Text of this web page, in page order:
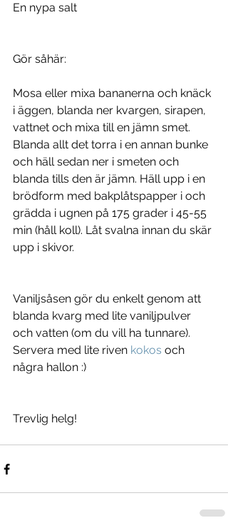
En nypa salt
Gör såhär:
Mosa eller mixa bananerna och knäck
i äggen, blanda ner kvargen, sirapen,
vattnet och mixa till en jämn smet.
Blanda allt det torra i en annan bunke
och häll sedan ner i smeten och
blanda tills den är jämn. Häll upp i en
brödform med bakplåtspapper i och
grädda i ugnen på 175 grader i 45-55
min (håll koll). Låt svalna innan du skär
upp i skivor.
Vaniljsåsen gör du enkelt genom att
blanda kvarg med lite vaniljpulver
och vatten (om du vill ha tunnare).
Servera med lite riven kokos och
några hallon :)
Trevlig helg!